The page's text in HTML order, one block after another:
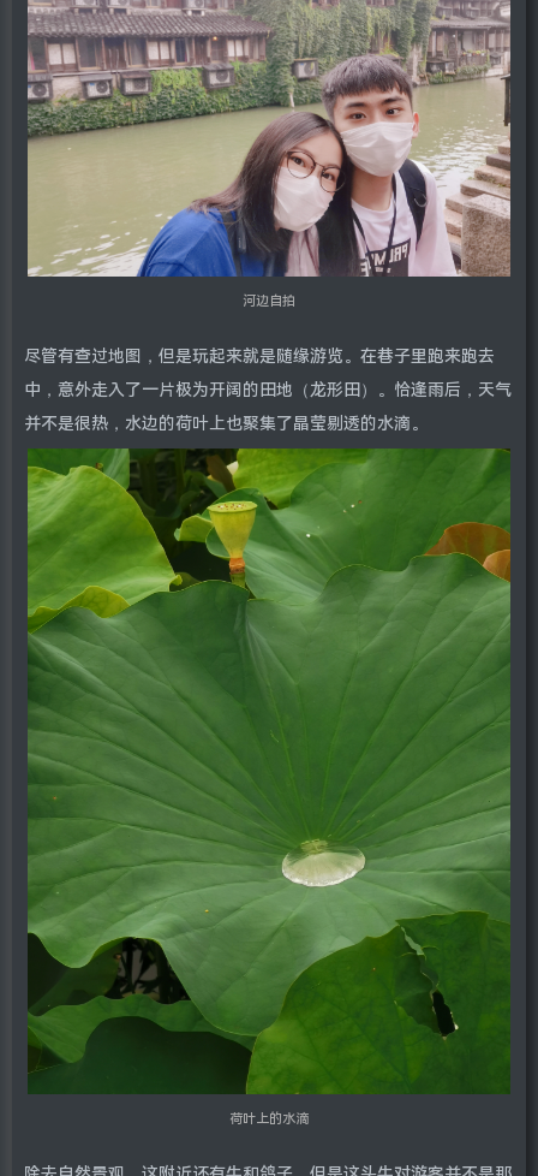
河边自拍
尽管有查过地图，但是玩起来就是随缘游览。在巷子里跑来跑去
中，意外走入了一片极为开阔的田地（龙形田）。恰逢雨后，天气
并不是很热，水边的荷叶上也聚集了晶莹剔透的水滴。
荷叶上的水滴